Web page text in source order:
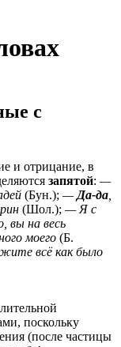
с
и отрицание, в
запятой: —
(Бун.); — Да-да
(Шол.); — Я с
вы на весь
моего (Б.
всё как было
поскольку
(после частицы